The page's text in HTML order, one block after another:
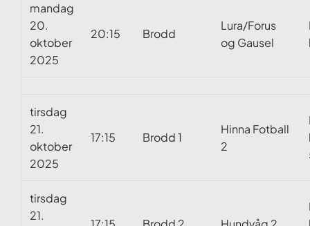
mandag
20.
oktober
2025
20:15 Brodd
Lura/Forus
og Gausel
tirsdag
21.
oktober
2025
17:15 Brodd 1
Hinna Fotball
2
tirsdag
21.